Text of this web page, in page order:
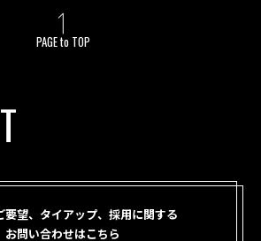
PAGE to TOP
要望、タイアップ、採用に関する
お問い合わせはこちら